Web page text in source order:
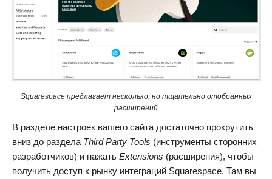
Squarespace предлагает несколько, но тщательно отобранных
расширений
В разделе настроек вашего сайта достаточно прокрутить
вниз до раздела Third Party Tools (инструменты сторонних
разработчиков) и нажать Extensions (расширения), чтобы
получить доступ к рынку интеграций Squarespace. Там вы